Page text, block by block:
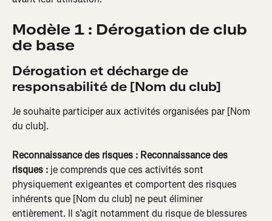
Modèle 1 : Dérogation de club
de base
Dérogation et décharge de
responsabilité de [Nom du club]
Je souhaite participer aux activités organisées par [Nom
du club].
Reconnaissance des risques : Reconnaissance des
risques : je comprends que ces activités sont
physiquement exigeantes et comportent des risques
inhérents que [Nom du club] ne peut éliminer
entièrement. Il s’agit notamment du risque de blessures